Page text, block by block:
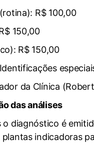
R$ 100,00
150,00
R$ 150,00
da Clínica
das análises
diagnóstico é
plantas indicadoras